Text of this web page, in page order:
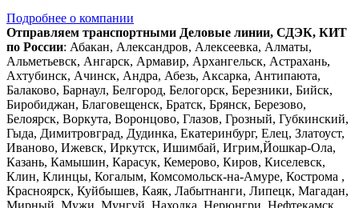
Подробнее о компании
Отправляем транспортными Деловые линии, СДЭК, КИТ
по России: Абакан, Александров, Алексеевка, Алматы,
Альметьевск, Ангарск, Армавир, Архангельск, Астрахань,
Ахтубинск, Ачинск, Андра, Абезь, Аксарка, Антипаюта,
Балаково, Барнаул, Белгород, Белогорск, Березники, Бийск,
Биробиджан, Благовещенск, Братск, Брянск, Березово,
Белоярск, Воркута, Воронцово, Глазов, Грозный, Губкинский,
Гыда, Димитровград, Дудинка, Екатеринбург, Елец, Златоуст,
Иваново, Ижевск, Иркутск, Ишимбай, Игрим,Йошкар-Ола,
Казань, Камышин, Карасук, Кемерово, Киров, Киселевск,
Клин, Клинцы, Когалым, Комсомольск-на-Амуре, Кострома ,
Красноярск, Куйбышев, Каяк, Лабытнанги, Липецк, Магадан,